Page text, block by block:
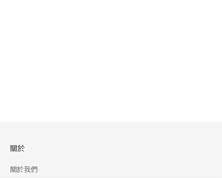
關於
關於我們